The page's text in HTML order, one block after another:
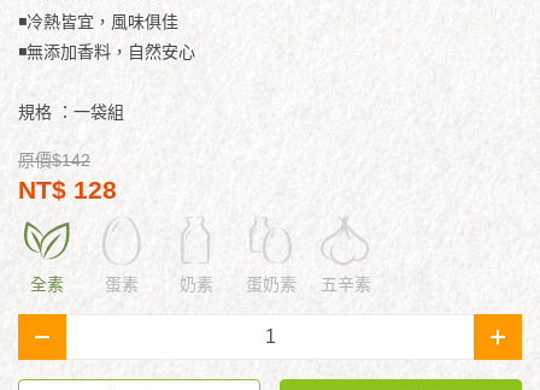
◾冷熱皆宜，風味俱佳
◾無添加香料，自然安心
規格 ：一袋組
原價$142
NT$ 128
全素 蛋素 奶素 蛋奶素 五辛素
- +